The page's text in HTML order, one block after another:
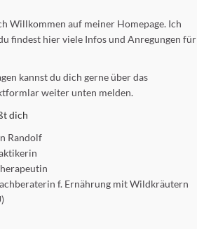
Willkommen auf meiner Homepage. Ich
findest hier viele Infos und Anregungen für
kannst du dich gerne über das
weiter unten melden.
dich
Randolf
f. Ernährung mit Wildkräutern